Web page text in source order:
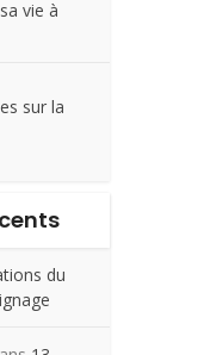
vie à
sur la
du